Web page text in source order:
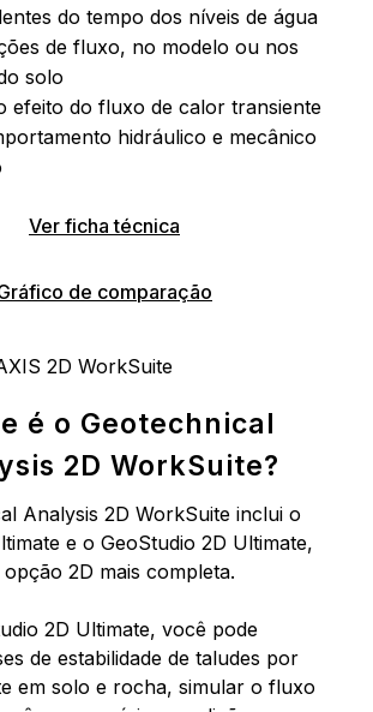
do tempo dos níveis de água
de fluxo, no modelo ou nos
solo
efeito do fluxo de calor transiente
hidráulico e mecânico
Ver ficha técnica
de comparação
é o Geotechnical
2D WorkSuite?
Analysis 2D WorkSuite inclui o
e o GeoStudio 2D Ultimate,
2D mais completa.
2D Ultimate, você pode
de estabilidade de taludes por
em solo e rocha, simular o fluxo